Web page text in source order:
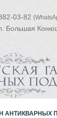
03-82
Большая
АНТИКВАРНЫХ